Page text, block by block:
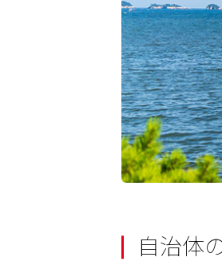
自治体